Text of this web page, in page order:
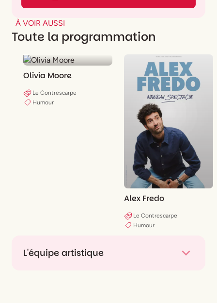
À VOIR AUSSI
Toute la programmation
Olivia Moore
Le Contrescarpe
Humour
Alex Fredo
Le Contrescarpe
Humour
L'équipe artistique